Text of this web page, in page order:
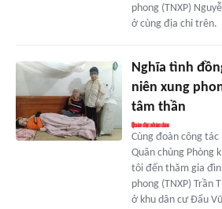
phong (TNXP)
ở cùng địa chỉ trên.
Nghĩa tình
niên xung
tâm thần
Cùng đoàn công tác
Quân chủng Phòng
tôi đến thăm gia
phong (TNXP) Trần
ở khu dân cư Đẩu